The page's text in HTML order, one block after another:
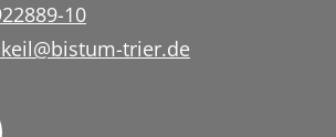
10
trier.de